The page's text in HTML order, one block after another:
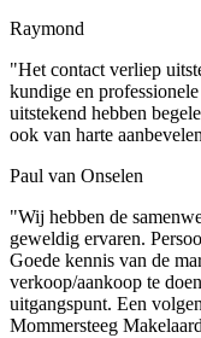
Raymond
"Het contact verliep
kundige en
uitstekend hebben
ook van harte
Paul van Onselen
"Wij hebben de
geweldig ervaren.
Goede kennis van de
verkoop/aankoop te
uitgangspunt. Een
Mommersteeg